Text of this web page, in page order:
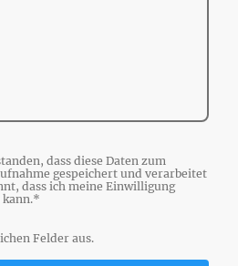
dass diese Daten zum
gespeichert und verarbeitet
dass ich meine Einwilligung
*
Felder aus.